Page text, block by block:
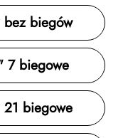
bez biegów
7 biegowe
21 biegowe